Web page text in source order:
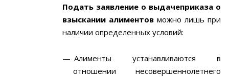
Подать заявление о выдачеприказа о
взыскании алиментов можно лишь при
наличии определенных условий:
Алименты устанавливаются в
отношении несовершеннолетнего